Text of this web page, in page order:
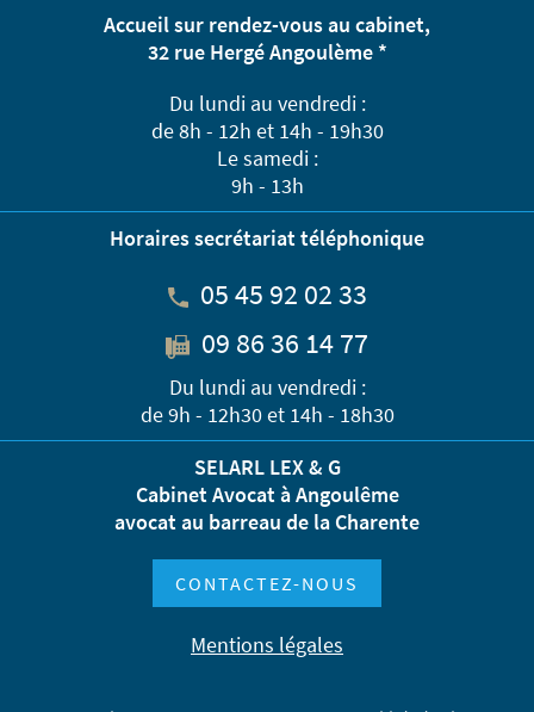
Accueil sur rendez-vous au cabinet,
32 rue Hergé Angoulème *
Du lundi au vendredi :
de 8h - 12h et 14h - 19h30
Le samedi :
9h - 13h
Horaires secrétariat téléphonique
05 45 92 02 33
09 86 36 14 77
Du lundi au vendredi :
de 9h - 12h30 et 14h - 18h30
SELARL LEX & G
Cabinet Avocat à Angoulême
avocat au barreau de la Charente
CONTACTEZ-NOUS
Mentions légales